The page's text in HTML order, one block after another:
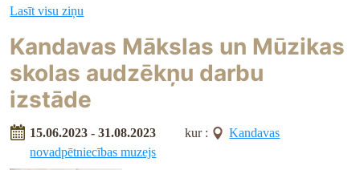
Lasīt visu ziņu
Kandavas Mākslas un Mūzikas
skolas audzēkņu darbu
izstāde
15.06.2023 - 31.08.2023 kur :
Kandavas
novadpētniecības muzejs